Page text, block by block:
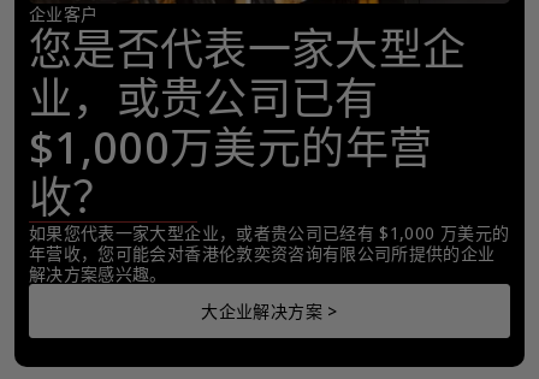
企业客户
您是否代表一家大型企
业，或贵公司已有
$1,000万美元的年营
收？
如果您代表一家大型企业，或者贵公司已经有 $1,000 万美元的
年营收，您可能会对香港伦敦奕资咨询有限公司所提供的企业
解决方案感兴趣。
大企业解决方案 >